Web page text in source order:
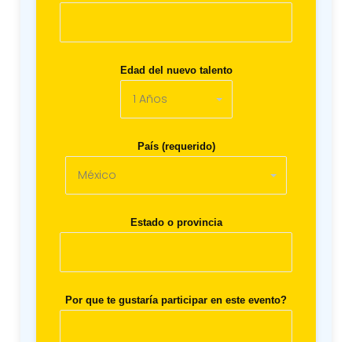
Edad del nuevo talento
País (requerido)
Estado o provincia
Por que te gustaría participar en este evento?